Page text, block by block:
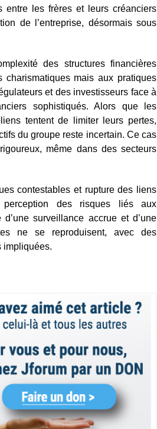
entre les frères et leurs créanciers
de l’entreprise, désormais sous
des structures financières
mais aux pratiques
et des investisseurs face à
sophistiqués. Alors que les
tentent de limiter leurs pertes,
du groupe reste incertain. Ce cas
même dans des secteurs
contestables et rupture des liens
des risques liés aux
surveillance accrue et d’une
ne se reproduisent, avec des
impliquées.